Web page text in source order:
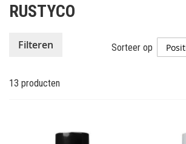
de
RUSTYCO
13 producten
Sorteer op
Filteren